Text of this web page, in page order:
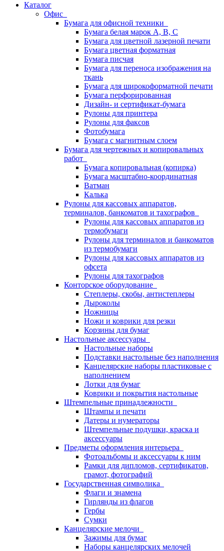
Каталог
Офис
Бумага для офисной техники
Бумага белая марок А, В, С
Бумага для цветной лазерной печати
Бумага цветная форматная
Бумага писчая
Бумага для переноса изображения на
ткань
Бумага для широкоформатной печати
Бумага перфорированная
Дизайн- и сертификат-бумага
Рулоны для принтера
Рулоны для факсов
Фотобумага
Бумага с магнитным слоем
Бумага для чертежных и копировальных
работ
Бумага копировальная (копирка)
Бумага масштабно-координатная
Ватман
Калька
Рулоны для кассовых аппаратов,
терминалов, банкоматов и тахографов
Рулоны для кассовых аппаратов из
термобумаги
Рулоны для терминалов и банкоматов
из термобумаги
Рулоны для кассовых аппаратов из
офсета
Рулоны для тахографов
Конторское оборудование
Степлеры, скобы, антистеплеры
Дыроколы
Ножницы
Ножи и коврики для резки
Корзины для бумаг
Настольные аксессуары
Настольные наборы
Подставки настольные без наполнения
Канцелярские наборы пластиковые с
наполнением
Лотки для бумаг
Коврики и покрытия настольные
Штемпельные принадлежности
Штампы и печати
Датеры и нумераторы
Штемпельные подушки, краска и
аксессуары
Предметы оформления интерьера
Фотоальбомы и аксессуары к ним
Рамки для дипломов, сертификатов,
грамот, фотографий
Государственная символика
Флаги и знамена
Гирлянды из флагов
Гербы
Сумки
Канцелярские мелочи
Зажимы для бумаг
Наборы канцелярских мелочей